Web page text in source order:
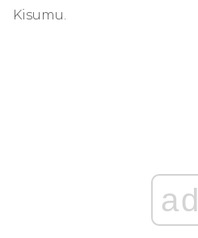
Kisumu.
ad